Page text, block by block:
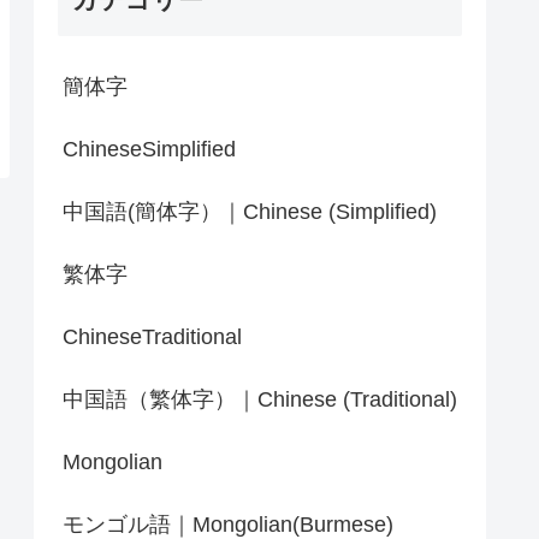
簡体字
ChineseSimplified
中国語(簡体字）｜Chinese (Simplified)
繁体字
ChineseTraditional
中国語（繁体字）｜Chinese (Traditional)
Mongolian
モンゴル語｜Mongolian(Burmese)